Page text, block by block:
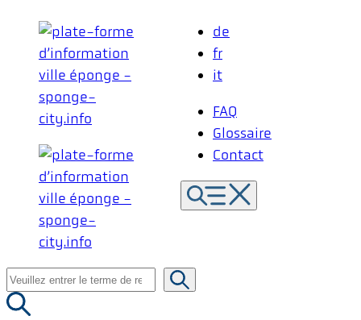
contenu
de
fr
it
FAQ
Glossaire
Contact
Recherche
de